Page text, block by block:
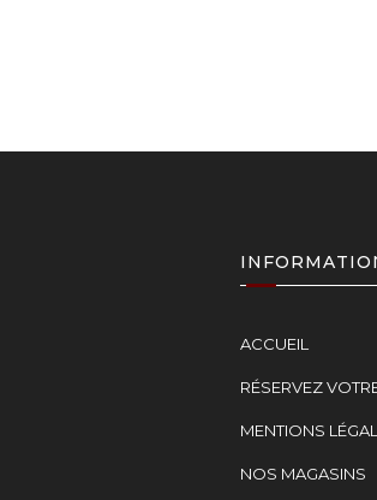
ACCUEIL
RÉSERVEZ
MENTIONS
NOS MAGASINS